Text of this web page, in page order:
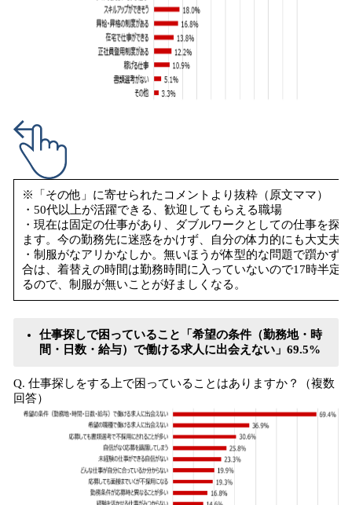
※「その他」に寄せられたコメントより抜粋（原文ママ）
・50代以上が活躍できる、歓迎してもらえる職場
・現在は固定の仕事があり、ダブルワークとしての仕事を探
ます。今の勤務先に迷惑をかけず、自分の体力的にも大丈夫
・制服がなアリかなしか。無いほうが体型的な問題で躓かず
合は、着替えの時間は勤務時間に入っていないので17時半定
るので、制服が無いことが好ましくなる。
仕事探しで困っていること「希望の条件（勤務地・時
間・日数・給与）で働ける求人に出会えない」69.5%
Q. 仕事探しをする上で困っていることはありますか？（複数
回答）